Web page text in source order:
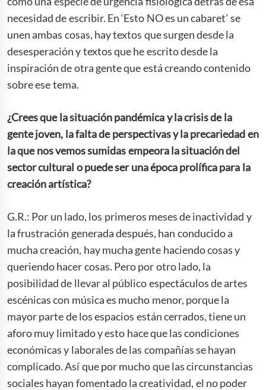
necesidad de escribir. En ‘Esto NO es un cabaret’ se
unen ambas cosas, hay textos que surgen desde la
desesperación y textos que he escrito desde la
inspiración de otra gente que está creando contenido
sobre ese tema.
¿Crees que la situación pandémica y la crisis de la
gente joven, la falta de perspectivas y la precariedad en
la que nos vemos sumidas empeora la situación del
sector cultural o puede ser una época prolífica para la
creación artística?
G.R.: Por un lado, los primeros meses de inactividad y
la frustración generada después, han conducido a
mucha creación, hay mucha gente haciendo cosas y
queriendo hacer cosas. Pero por otro lado, la
posibilidad de llevar al público espectáculos de artes
escénicas con música es mucho menor, porque la
mayor parte de los espacios están cerrados, tiene un
aforo muy limitado y esto hace que las condiciones
económicas y laborales de las compañías se hayan
complicado. Así que por mucho que las circunstancias
sociales hayan fomentado la creatividad, el no poder